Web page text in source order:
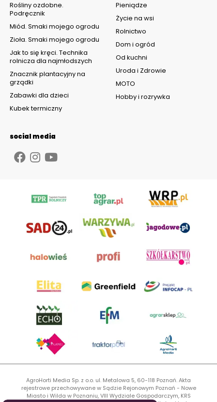
Pieniądze
Życie na wsi
Rolnictwo
Dom i ogród
Od kuchni
Uroda i Zdrowie
MOTO
Hobby i rozrywka
Rośliny ozdobne.
Podręcznik
Miód. Smaki mojego ogrodu
Zioła. Smaki mojego ogrodu
Jak to się kręci. Technika
rolnicza dla najmłodszych
Znacznik plantacyjny na
grządki
Zabawki dla dzieci
Kubek termiczny
social media
AgroHorti Media Sp. z o.o. ul. Metalowa 5, 60-118 Poznań. Akta
rejestrowe przechowywane w Sądzie Rejonowym Poznań - Nowe
Miasto i Wilda w Poznaniu, VIII Wydziale Gospodarczym, KRS